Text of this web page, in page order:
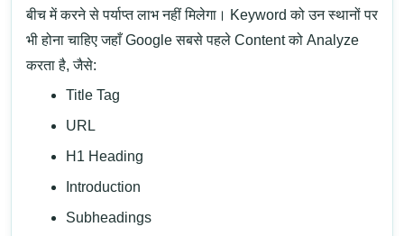
बीच में करने से पर्याप्त लाभ नहीं मिलेगा। Keyword को उन स्थानों पर
भी होना चाहिए जहाँ Google सबसे पहले Content को Analyze
करता है, जैसे:
Title Tag
URL
H1 Heading
Introduction
Subheadings